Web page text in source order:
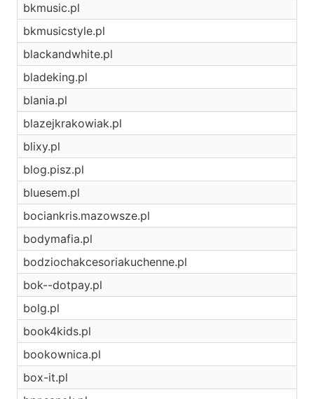
bkmusic.pl
bkmusicstyle.pl
blackandwhite.pl
bladeking.pl
blania.pl
blazejkrakowiak.pl
blixy.pl
blog.pisz.pl
bluesem.pl
bociankris.mazowsze.pl
bodymafia.pl
bodziochakcesoriakuchenne.pl
bok--dotpay.pl
bolg.pl
book4kids.pl
bookownica.pl
box-it.pl